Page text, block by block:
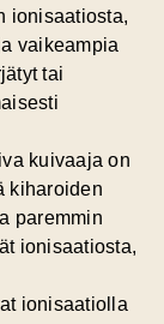
ionisaatiosta,
vaikeampia
tai
kuivaaja on
kiharoiden
paremmin
ionisaatiosta,
ionisaatiolla